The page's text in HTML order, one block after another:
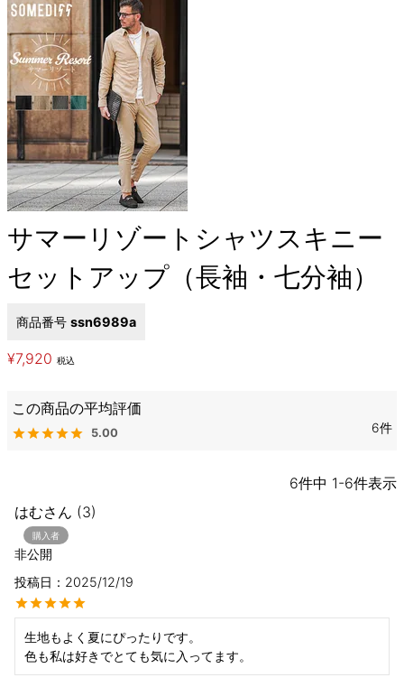
サマーリゾートシャツスキニー
セットアップ（長袖・七分袖）
商品番号 ssn6989a
¥7,920 税込
5.00 6
6件中 1-6件表示
はむ
3
購入者
非公開
投稿日
2025/12/19
生地もよく夏にぴったりです。
色も私は好きでとても気に入ってます。